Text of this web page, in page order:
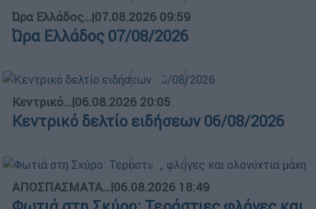
Ώρα Ελλάδος...|07.08.2026 09:59
Ώρα Ελλάδος 07/08/2026
Κεντρικό...|06.08.2026 20:05
Κεντρικό δελτίο ειδήσεων 06/08/2026
ΑΠΟΣΠΑΣΜΑΤΑ...|06.08.2026 18:49